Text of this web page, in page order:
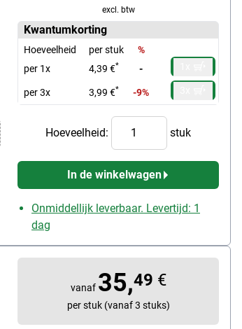
excl. btw
Kwantumkorting
Hoeveelheid per stuk
%
per 1x
4,39 €* -
per 3x 3,99 €* -9%
Hoeveelheid: stuk
In de winkelwagen
Onmiddellijk leverbaar. Levertijd: 1
dag
vanaf 35,49 €
per stuk (vanaf 3 stuks)